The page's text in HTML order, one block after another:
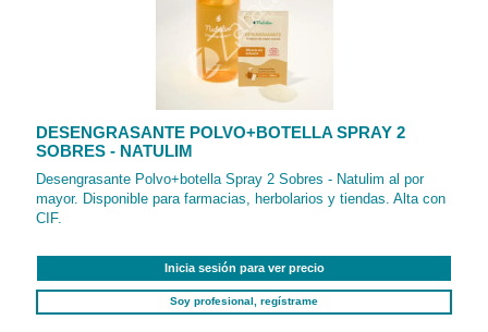
DESENGRASANTE POLVO+BOTELLA SPRAY 2
SOBRES - NATULIM
Desengrasante Polvo+botella Spray 2 Sobres - Natulim al por
mayor. Disponible para farmacias, herbolarios y tiendas. Alta con
CIF.
Inicia sesión para ver precio
Soy profesional, regístrame